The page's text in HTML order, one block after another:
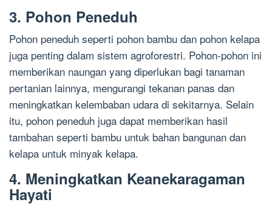
3. Pohon Peneduh
Pohon peneduh seperti pohon bambu dan pohon kelapa
juga penting dalam sistem agroforestri. Pohon-pohon ini
memberikan naungan yang diperlukan bagi tanaman
pertanian lainnya, mengurangi tekanan panas dan
meningkatkan kelembaban udara di sekitarnya. Selain
itu, pohon peneduh juga dapat memberikan hasil
tambahan seperti bambu untuk bahan bangunan dan
kelapa untuk minyak kelapa.
4. Meningkatkan Keanekaragaman
Hayati